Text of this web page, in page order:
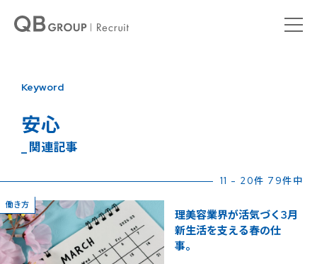
Keyword
安心
_ 関連記事
11 - 20件 79件中
働き方
理美容業界が活気づく3月
新生活を支える春の仕
事。